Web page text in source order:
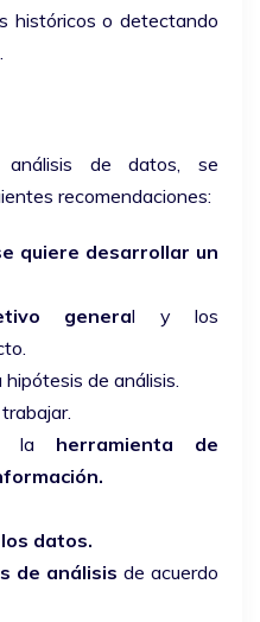
históricos o detectando
de datos, se
recomendaciones:
quiere desarrollar un
general y los
de análisis.
la herramienta de
datos.
de análisis de acuerdo